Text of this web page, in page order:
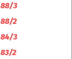
88/3
88/2
84/3
83/2